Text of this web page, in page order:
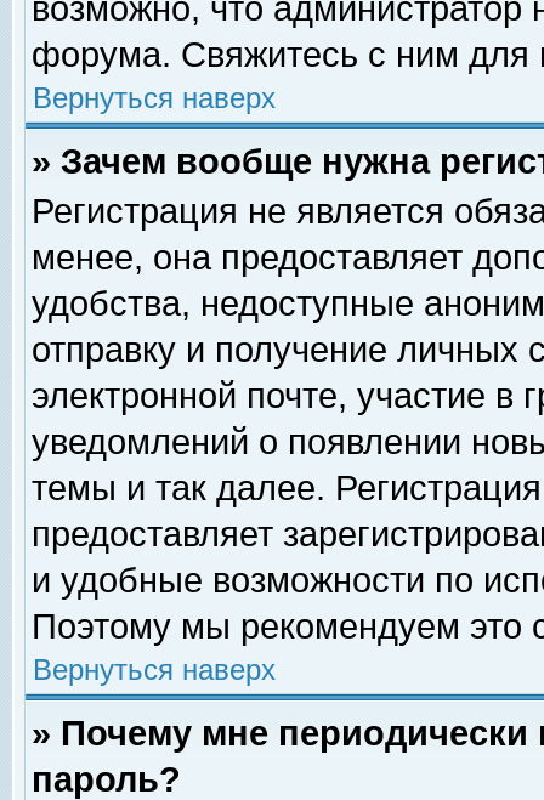
возможно, что
форума. Свяжитесь с ним для
Вернуться наверх
» Зачем вообще нужна
Регистрация не является
менее, она предоставляет
удобства, недоступные
отправку и получение личных
электронной почте, участие в
уведомлений о появлении
темы и так далее.
предоставляет
и удобные возможности по
Поэтому мы рекомендуем это
Вернуться наверх
» Почему мне
пароль?